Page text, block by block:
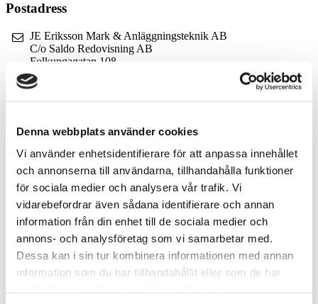
Denna webbplats använder cookies
Vi använder enhetsidentifierare för att anpassa innehållet
och annonserna till användarna, tillhandahålla funktioner
för sociala medier och analysera vår trafik. Vi
vidarebefordrar även sådana identifierare och annan
information från din enhet till de sociala medier och
annons- och analysföretag som vi samarbetar med.
Dessa kan i sin tur kombinera informationen med annan
information som du har tillhandahållit eller som de har
Postadress
JE Eriksson Mark & Anläggningsteknik AB
C/o Saldo Redovisning AB
Folkungagatan 108
116 30 Stockholm
Sverige
08-514 436 85
Rådgivning/Förfrågningar
@
Leverantörsfakturor
Övriga ärenden
@
LinkedIn